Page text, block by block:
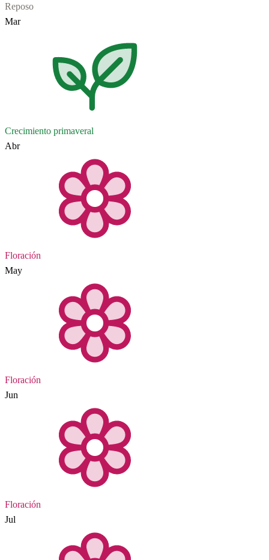
Reposo
Mar
Crecimiento primaveral
Abr
Floración
May
Floración
Jun
Floración
Jul